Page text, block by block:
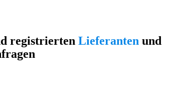
registrierten Lieferanten und